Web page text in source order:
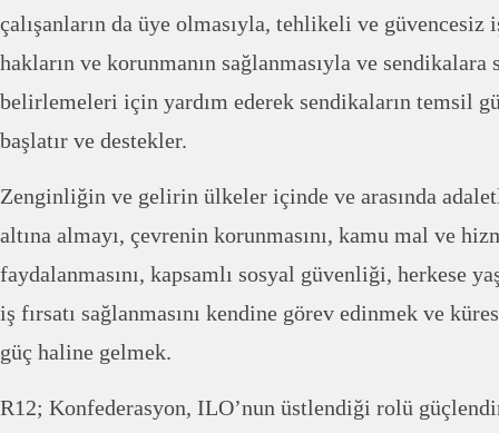
çalışanların da üye olmasıyla, tehlikeli ve güvencesiz
hakların ve korunmanın sağlanmasıyla ve
belirlemeleri için yardım ederek sendikaların temsil
başlatır ve destekler.
Zenginliğin ve gelirin ülkeler içinde ve arasında
altına almayı, çevrenin korunmasını, kamu mal ve
faydalanmasını, kapsamlı sosyal güvenliği, herkese
iş fırsatı sağlanmasını kendine görev edinmek ve
güç haline gelmek.
R12; Konfederasyon, ILO’nun üstlendiği rolü